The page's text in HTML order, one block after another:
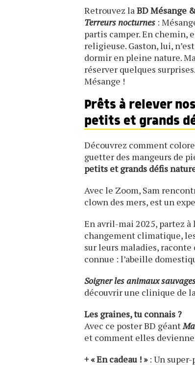
Retrouvez laBD Mésange
Terreurs nocturnes :
partis camper. En chemin,
religieuse. Gaston, lui,
dormir en pleine nature.
réserver quelques
Mésange !
Prêts à relever
petits et grands
Découvrez comment
guetter des mangeurs de
petits et grands défis
Avec le Zoom, Sam
clown des mers, est un
En avril-mai 2025, partez à
changement climatique,
sur leurs maladies,
connue : l’abeille
Soigner les animaux
découvrir une clinique de
Les graines, tu connais ?
Avec ce poster BD géant
et comment elles
+ « En cadeau ! » : Un